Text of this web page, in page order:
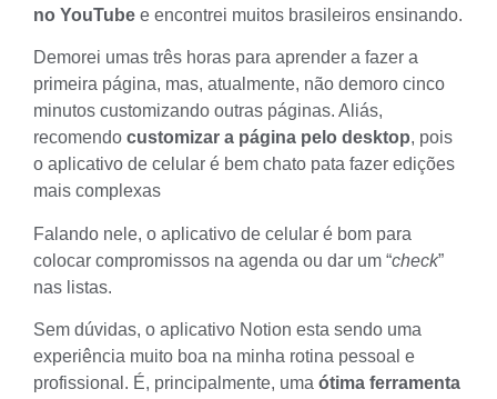
no YouTube e encontrei muitos brasileiros ensinando.
Demorei umas três horas para aprender a fazer a
primeira página, mas, atualmente, não demoro cinco
minutos customizando outras páginas. Aliás,
recomendo customizar a página pelo desktop, pois
o aplicativo de celular é bem chato pata fazer edições
mais complexas
Falando nele, o aplicativo de celular é bom para
colocar compromissos na agenda ou dar um “check”
nas listas.
Sem dúvidas, o aplicativo Notion esta sendo uma
experiência muito boa na minha rotina pessoal e
profissional. É, principalmente, uma ótima ferramenta